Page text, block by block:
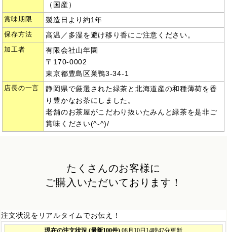
（国産）
賞味期限 製造日より約1年
保存方法 高温／多湿を避け移り香にご注意ください。
加工者
有限会社山年園
〒170-0002
東京都豊島区巣鴨3-34-1
店長の一言
静岡県で厳選された緑茶と北海道産の和種薄荷を香
り豊かなお茶にしました。
老舗のお茶屋がこだわり抜いたみんと緑茶を是非ご
賞味ください(^-^)/
たくさんのお客様に
ご購入いただいております！
注文状況をリアルタイムでお伝え！